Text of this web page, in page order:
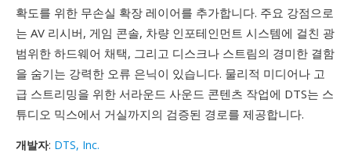
확도를 위한 무손실 확장 레이어를 추가합니다. 주요 강점으로
는 AV 리시버, 게임 콘솔, 차량 인포테인먼트 시스템에 걸친 광
범위한 하드웨어 채택, 그리고 디스크나 스트림의 경미한 결함
을 숨기는 강력한 오류 은닉이 있습니다. 물리적 미디어나 고
급 스트리밍을 위한 서라운드 사운드 콘텐츠 작업에 DTS는 스
튜디오 믹스에서 거실까지의 검증된 경로를 제공합니다.
개발자: DTS, Inc.